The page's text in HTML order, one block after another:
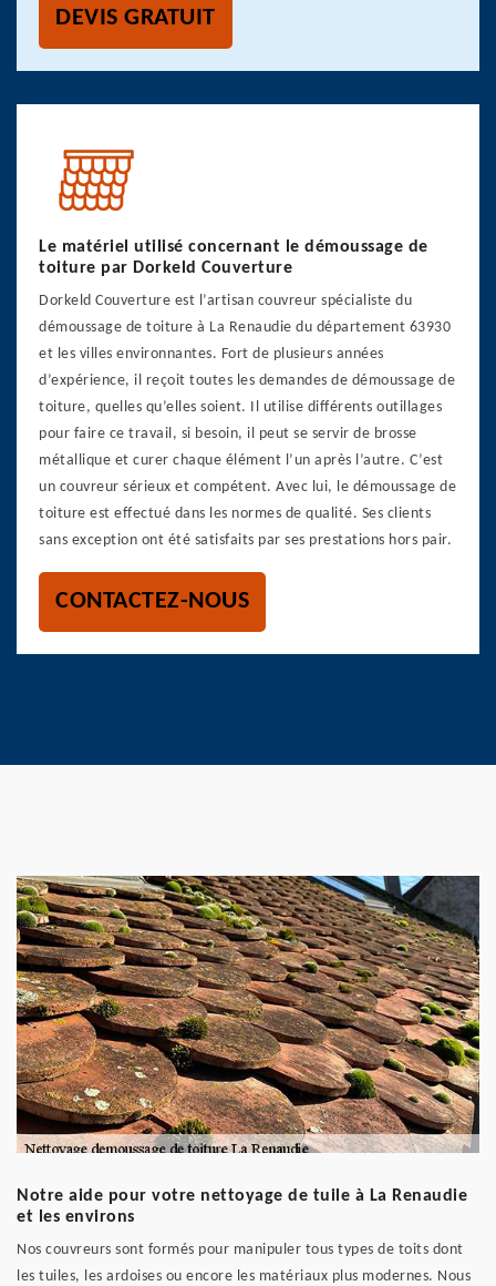
DEVIS GRATUIT
Le matériel utilisé concernant le démoussage de
toiture par Dorkeld Couverture
Dorkeld Couverture est l’artisan couvreur spécialiste du
démoussage de toiture à La Renaudie du département 63930
et les villes environnantes. Fort de plusieurs années
d’expérience, il reçoit toutes les demandes de démoussage de
toiture, quelles qu’elles soient. Il utilise différents outillages
pour faire ce travail, si besoin, il peut se servir de brosse
métallique et curer chaque élément l’un après l’autre. C’est
un couvreur sérieux et compétent. Avec lui, le démoussage de
toiture est effectué dans les normes de qualité. Ses clients
sans exception ont été satisfaits par ses prestations hors pair.
CONTACTEZ-NOUS
Notre aide pour votre nettoyage de tuile à La Renaudie
et les environs
Nos couvreurs sont formés pour manipuler tous types de toits dont
les tuiles, les ardoises ou encore les matériaux plus modernes. Nous